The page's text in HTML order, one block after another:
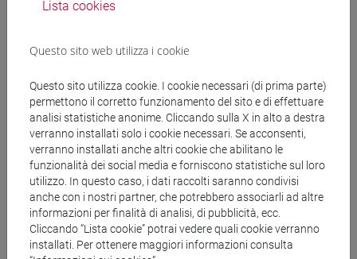
(CINESE) - AI24 - Formazione iniziale
fi 30 cfu allegato 2 /fi 60 cfu
ISTITUTI DI ISTRUZIONE DI II GRADO
(GIAPPONESE) - AJ24 - Formazione iniziale
insegnanti
fi 60 cfu/fi 30 cfu allegato 2
[FI25] LINGUE E CULTURE STRANIERE NEGLI
ISTITUTI DI ISTRUZIONE DI II GRADO
(PORTOGHESE) - AN24 - Formazione iniziale
insegnanti
fi 30 cfu allegato 2/fi 60 cfu
Lista cookies
Questo sito web utilizza i cookie
Questo sito utilizza cookie. I cookie necessari (di prima parte)
permettono il corretto funzionamento del sito e di effettuare
analisi statistiche anonime. Cliccando sulla X in alto a destra
verranno installati solo i cookie necessari. Se acconsenti,
verranno installati anche altri cookie che abilitano le
funzionalità dei social media e forniscono statistiche sul loro
utilizzo. In questo caso, i dati raccolti saranno condivisi
anche con i nostri partner, che potrebbero associarli ad altre
informazioni per finalità di analisi, di pubblicità, ecc.
Cliccando “Lista cookie” potrai vedere quali cookie verranno
installati. Per ottenere maggiori informazioni consulta